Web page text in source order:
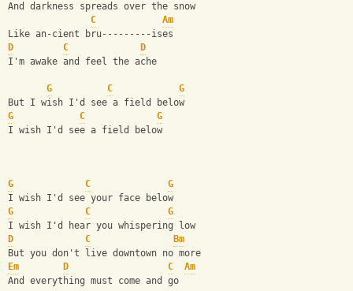
And darkness spreads over the snow
C
Am
Like an-cient bru---------ises
D
C
D
I'm awake and feel the ache
G C
G
But I wish I'd see a field below
G
C
G
I wish I'd see a field below
G C
G
I wish I'd see your face below
G
C
G
I wish I'd hear you whispering low
D
C
Bm
But you don't live downtown no more
Em
D C
Am
And everything must come and go